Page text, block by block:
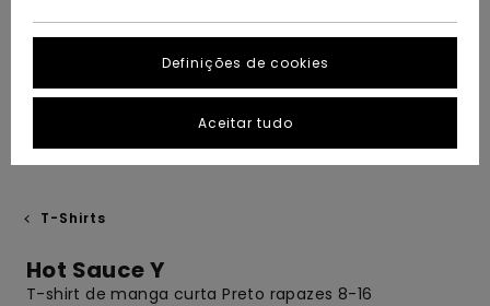
T-Shirts
Hot Sauce Y
T-shirt de manga curta Preto rapazes 8-16
Definições de cookies
Aceitar tudo